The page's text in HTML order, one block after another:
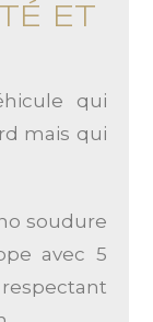
ET
qui
mais qui
soudure
avec 5